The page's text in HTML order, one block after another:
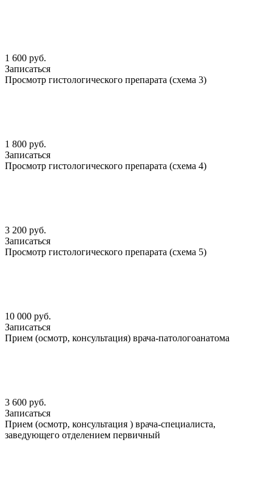
1 600 руб.
Записаться
Просмотр гистологического препарата (схема 3)
1 800 руб.
Записаться
Просмотр гистологического препарата (схема 4)
3 200 руб.
Записаться
Просмотр гистологического препарата (схема 5)
10 000 руб.
Записаться
Прием (осмотр, консультация) врача-патологоанатома
3 600 руб.
Записаться
Прием (осмотр, консультация ) врача-специалиста,
заведующего отделением первичный